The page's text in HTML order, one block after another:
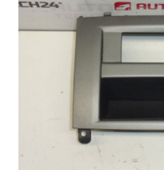
Количка
Моята сметка
Плащанията